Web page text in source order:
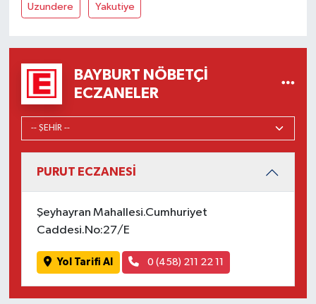
Uzundere Yakutiye
BAYBURT NÖBETÇI
ECZANELER
PURUT ECZANESİ
Şeyhayran Mahallesi.Cumhuriyet
Caddesi.No:27/E
Yol Tarifi Al 0 (458) 211 22 11